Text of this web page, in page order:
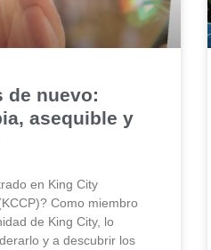
de nuevo:
asequible y
en King City
Como miembro
de King City, lo
y a descubrir los